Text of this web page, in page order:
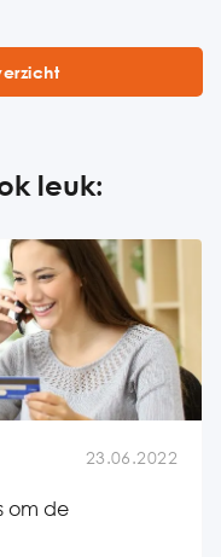
leuk:
23.06.2022
om de